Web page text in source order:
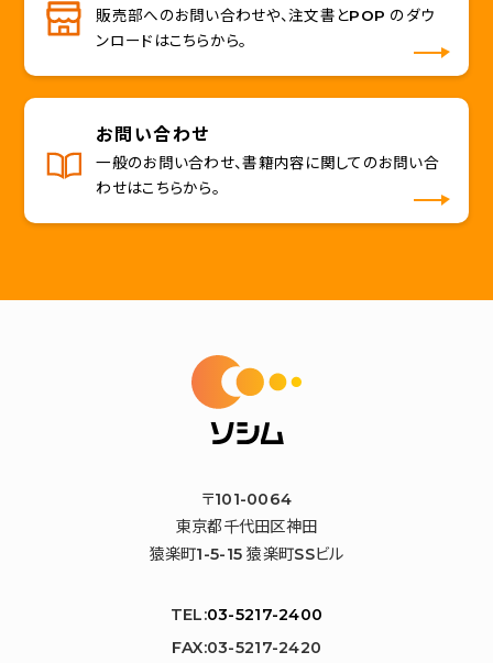
販売部へのお問い合わせや、注文書とPOP のダウ
ンロードはこちらから。
お問い合わせ
一般のお問い合わせ、書籍内容に関してのお問い合
わせはこちらから。
〒101-0064
東京都千代田区神田
猿楽町1-5-15 猿楽町SSビル
TEL:03-5217-2400
FAX:03-5217-2420